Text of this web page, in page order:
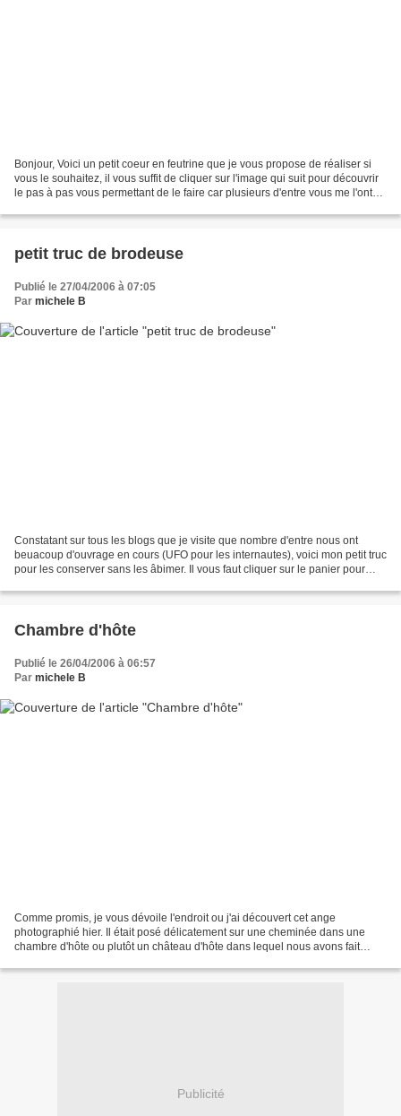
Bonjour, Voici un petit coeur en feutrine que je vous propose de réaliser si
vous le souhaitez, il vous suffit de cliquer sur l'image qui suit pour découvrir
le pas à pas vous permettant de le faire car plusieurs d'entre vous me l'ont
petit truc de brodeuse
Publié le 27/04/2006 à 07:05
Par michele B
Constatant sur tous les blogs que je visite que nombre d'entre nous ont
beuacoup d'ouvrage en cours (UFO pour les internautes), voici mon petit truc
pour les conserver sans les âbimer. Il vous faut cliquer sur le panier pour
Chambre d'hôte
Publié le 26/04/2006 à 06:57
Par michele B
Comme promis, je vous dévoile l'endroit ou j'ai découvert cet ange
photographié hier. Il était posé délicatement sur une cheminée dans une
chambre d'hôte ou plutôt un château d'hôte dans lequel nous avons fait
Publicité